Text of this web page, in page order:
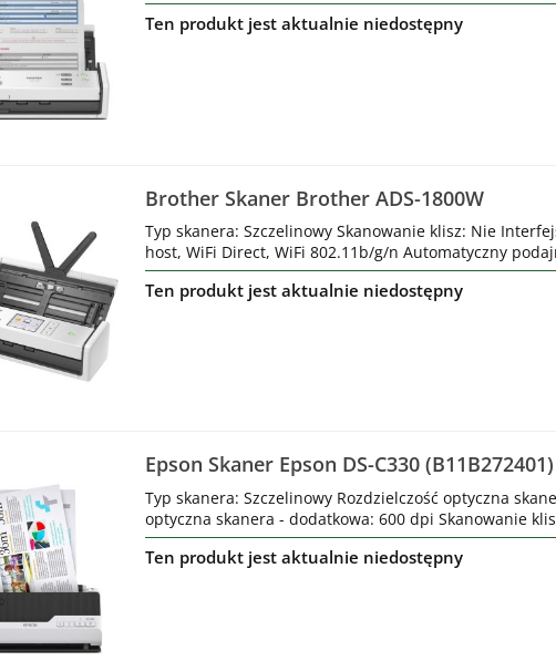
Ten produkt jest aktualnie niedostępny
Brother Skaner Brother ADS-1800W
Typ skanera: Szczelinowy Skanowanie klisz: Nie
host, WiFi Direct, WiFi 802.11b/g/n Automatyczny
Ten produkt jest aktualnie niedostępny
Epson Skaner Epson DS-C330 (B11B272401)
Typ skanera: Szczelinowy Rozdzielczość optyczna
optyczna skanera - dodatkowa: 600 dpi Skanowanie
Ten produkt jest aktualnie niedostępny